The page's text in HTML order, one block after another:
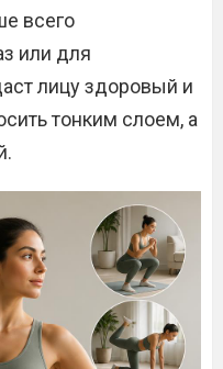
всего
или для
лицу здоровый и
тонким слоем, а